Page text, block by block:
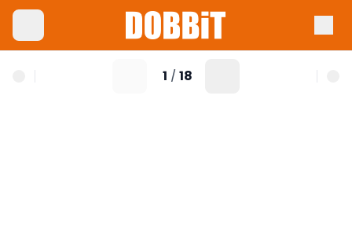
1 / 18